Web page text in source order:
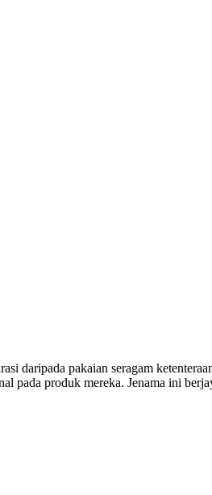
daripada pakaian seragam
pada produk mereka. Jenama ini